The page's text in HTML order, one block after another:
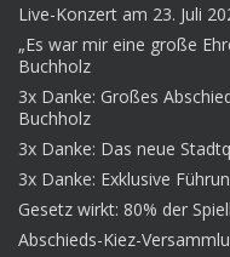
Live-Konzert am 23. Juli
„Es war mir eine große
Buchholz
3x Danke: Großes
Buchholz
3x Danke: Das neue
3x Danke: Exklusive
Gesetz wirkt: 80% der
Abschieds-Kiez-